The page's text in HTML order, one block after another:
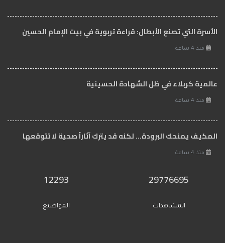
الأسرة التي تصنع الأبطال: قراءة تربوية في بيت الإمام الحسين
منذ 4 ساعة
عالمية كربلاء في ظل الشهادة الحسينية
منذ 4 ساعة
المكيف يمنحك البرودة... لكنه قد يترك آثاراً صحية لا تتوقعها
منذ 4 ساعة
29776695
المشاهدات
12293
المواضيع